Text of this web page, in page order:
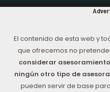
El contenido de esta web y
que ofrecemos no
considerar
ningún otro tipo de
pueden servir de base